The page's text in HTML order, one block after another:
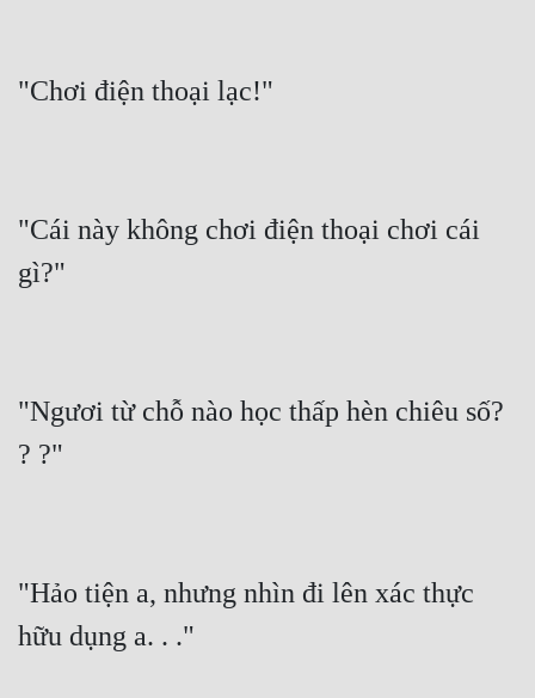
Đẹp Hiệp
"Chơi điện thoại lạc!"
"Cái này không chơi điện thoại chơi cái
gì?"
"Ngươi từ chỗ nào học thấp hèn chiêu số?
? ?"
"Hảo tiện a, nhưng nhìn đi lên xác thực
hữu dụng a. . ."